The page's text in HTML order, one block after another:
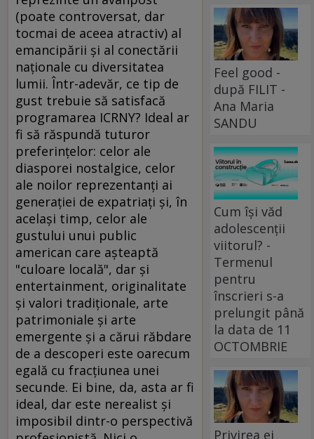
(poate controversat, dar
tocmai de aceea atractiv) al
emancipării şi al conectării
naţionale cu diversitatea
lumii. Într-adevăr, ce tip de
gust trebuie să satisfacă
programarea ICRNY? Ideal ar
fi să răspundă tuturor
preferinţelor: celor ale
diasporei nostalgice, celor
ale noilor reprezentanţi ai
generaţiei de expatriaţi şi, în
acelaşi timp, celor ale
gustului unui public
american care aşteaptă
"culoare locală", dar şi
entertainment, originalitate
şi valori tradiţionale, arte
patrimoniale şi arte
emergente şi a cărui răbdare
de a descoperi este oarecum
egală cu fracţiunea unei
secunde. Ei bine, da, asta ar fi
ideal, dar este nerealist şi
imposibil dintr-o perspectivă
Feel good -
după FILIT -
Ana Maria
SANDU
Cum își văd
adolescenții
viitorul? -
Termenul
pentru
înscrieri s-a
prelungit până
la data de 11
OCTOMBRIE
Privirea ei